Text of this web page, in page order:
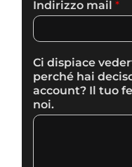
Indirizzo mail*
Ci dispiace
perché hai
account? Il tuo
noi.